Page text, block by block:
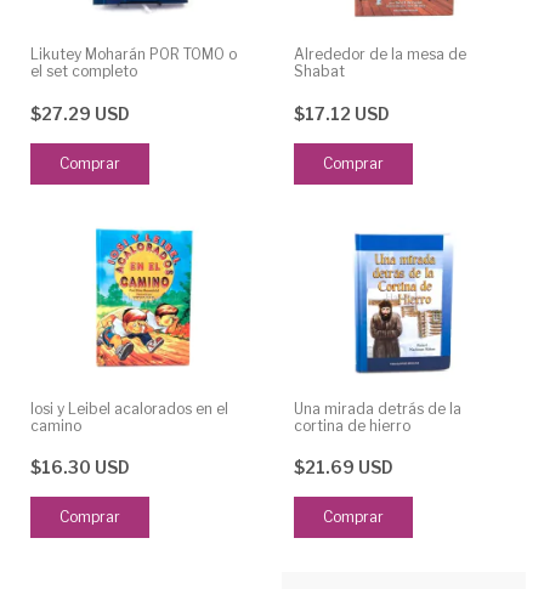
Likutey Moharán POR TOMO o
el set completo
$27.29 USD
Alrededor de la mesa de
Shabat
$17.12 USD
Iosi y Leibel acalorados en el
camino
$16.30 USD
Una mirada detrás de la
cortina de hierro
$21.69 USD